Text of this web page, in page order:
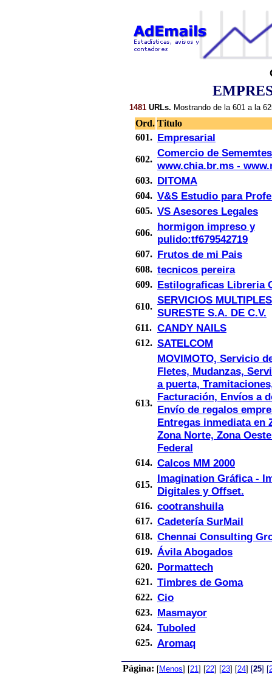
1481 URLs. Mostrando de la 601 a la
Ord. Titulo
601. Empresarial
602.
Comercio de
www.chia.br.ms -
603. DITOMA
604. V&S Estudio para
605. VS Asesores Legales
606.
hormigon impreso y
pulido:tf679542719
607. Frutos de mi Pais
608. tecnicos pereira
609. Estilograficas Libreria
610.
SERVICIOS
SURESTE S.A. DE C.V.
611. CANDY NAILS
612. SATELCOM
613.
MOVIMOTO, Servicio
Fletes, Mudanzas,
a puerta,
Facturación, Envíos a
Envío de regalos
Entregas inmediata en
Zona Norte, Zona
Federal
614. Calcos MM 2000
615.
Imagination Gráfica -
Digitales y Offset.
616. cootranshuila
617. Cadetería SurMail
618. Chennai Consulting
619. Ávila Abogados
620. Pormattech
621. Timbres de Goma
622. Cio
623. Masmayor
624. Tuboled
625. Aromaq
Página: [Menos] [21] [22] [23] [24] [25] [